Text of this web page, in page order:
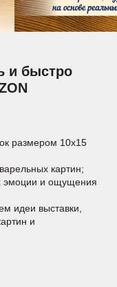
и быстро
размером 10х15
картин;
эмоции и ощущения
идеи выставки,
и